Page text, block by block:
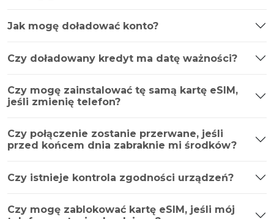
Jak mogę doładować konto?
Czy doładowany kredyt ma datę ważności?
Czy mogę zainstalować tę samą kartę eSIM,
jeśli zmienię telefon?
Czy połączenie zostanie przerwane, jeśli
przed końcem dnia zabraknie mi środków?
Czy istnieje kontrola zgodności urządzeń?
Czy mogę zablokować kartę eSIM, jeśli mój